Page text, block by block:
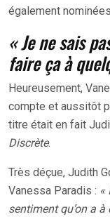
également
« Je ne sais
faire ça à
Heureusement,
compte et aussitôt
titre était en fait
Discrète.
Très déçue, Judith
Vanessa Paradis : «
sentiment qu’on a